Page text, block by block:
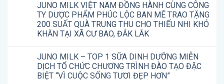
JUNO MILK VIỆT NAM ĐỒNG HÀNH CÙNG CÔNG
TY DƯỢC PHẨM PHÚC LỘC BAN MÊ TRAO TẶNG
200 SUẤT QUÀ TRUNG THU CHO THIẾU NHI KHÓ
KHĂN TẠI XÃ CƯ BAO, ĐẮK LẮK
JUNO MILK – TOP 1 SỮA DINH DƯỠNG MIỄN
DỊCH TỔ CHỨC CHƯƠNG TRÌNH ĐÀO TẠO ĐẶC
BIỆT “VÌ CUỘC SỐNG TƯƠI ĐẸP HƠN”